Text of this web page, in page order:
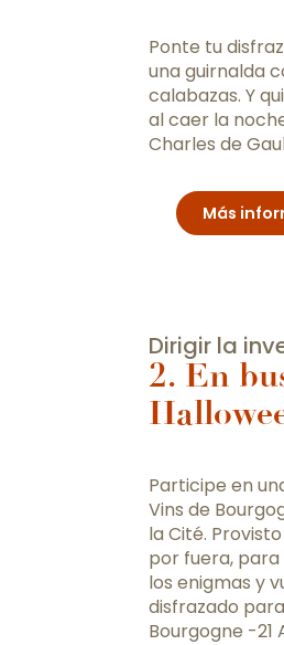
Ponte tu
una guirnalda
calabazas. Y
al caer la
Charles de
Más
Dirigir la
2. En
Participe en
Vins de
la Cité.
por fuera,
los enigmas y
disfrazado
Bourgogne -21